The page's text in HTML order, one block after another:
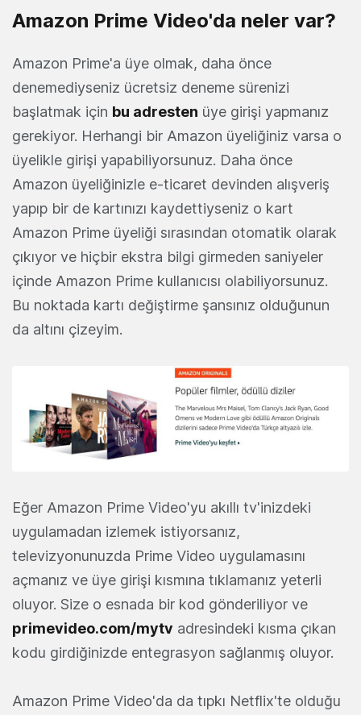
Amazon Prime Video'da neler var?
Amazon Prime'a üye olmak, daha önce
denemediyseniz ücretsiz deneme sürenizi
başlatmak için bu adresten üye girişi yapmanız
gerekiyor. Herhangi bir Amazon üyeliğiniz varsa o
üyelikle girişi yapabiliyorsunuz. Daha önce
Amazon üyeliğinizle e-ticaret devinden alışveriş
yapıp bir de kartınızı kaydettiyseniz o kart
Amazon Prime üyeliği sırasından otomatik olarak
çıkıyor ve hiçbir ekstra bilgi girmeden saniyeler
içinde Amazon Prime kullanıcısı olabiliyorsunuz.
Bu noktada kartı değiştirme şansınız olduğunun
da altını çizeyim.
Eğer Amazon Prime Video'yu akıllı tv'inizdeki
uygulamadan izlemek istiyorsanız,
televizyonunuzda Prime Video uygulamasını
açmanız ve üye girişi kısmına tıklamanız yeterli
oluyor. Size o esnada bir kod gönderiliyor ve
primevideo.com/mytv adresindeki kısma çıkan
kodu girdiğinizde entegrasyon sağlanmış oluyor.
Amazon Prime Video'da da tıpkı Netflix'te olduğu